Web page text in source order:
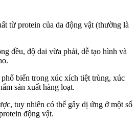
từ protein của da động vật (thường là
đều, độ dai vừa phải, dễ tạo hình và
biến trong xúc xích tiệt trùng, xúc
sản xuất hàng loạt.
tuy nhiên có thể gây dị ứng ở một số
động vật.